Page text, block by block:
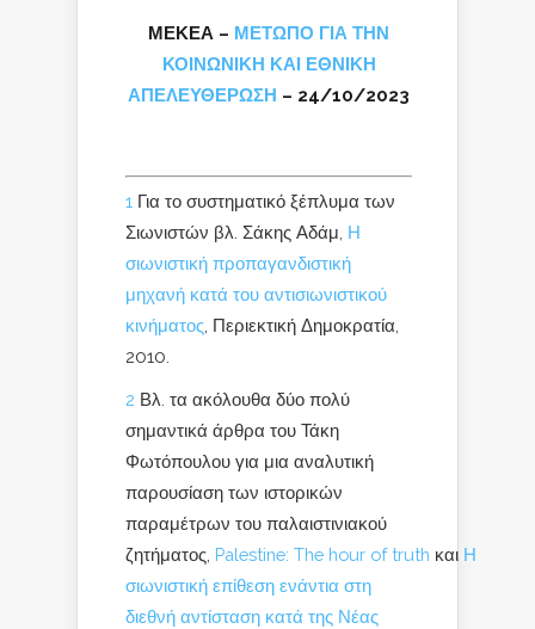
ΜΕΚΕΑ – ΜΕΤΩΠΟ ΓΙΑ ΤΗΝ
ΚΟΙΝΩΝΙΚΗ ΚΑΙ ΕΘΝΙΚΗ
ΑΠΕΛΕΥΘΕΡΩΣΗ – 24/10/2023
1 Για το συστηματικό ξέπλυμα των
Σιωνιστών βλ. Σάκης Αδάμ, Η
σιωνιστική προπαγανδιστική
μηχανή κατά του αντισιωνιστικού
κινήματος, Περιεκτική Δημοκρατία,
2010.
2 Βλ. τα ακόλουθα δύο πολύ
σημαντικά άρθρα του Τάκη
Φωτόπουλου για μια αναλυτική
παρουσίαση των ιστορικών
παραμέτρων του παλαιστινιακού
ζητήματος, Palestine: The hour of truth και Η
σιωνιστική επίθεση ενάντια στη
διεθνή αντίσταση κατά της Νέας